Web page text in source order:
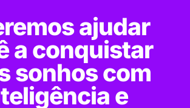
ajudar
a conquistar
sonhos com
e